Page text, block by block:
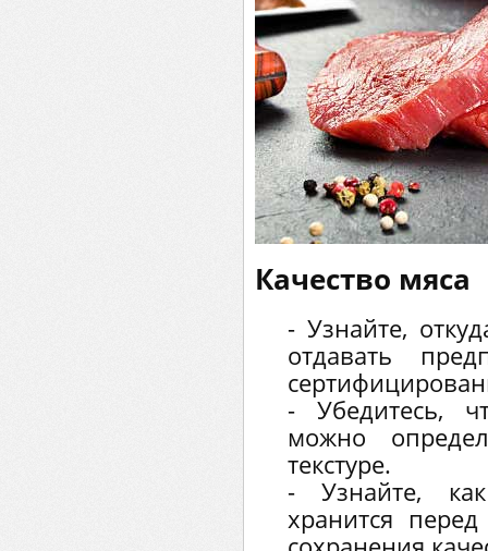
Качество мяса
- Узнайте,
отдавать
- Убедитесь,
можно
текстуре.
- Узнайте,
хранится